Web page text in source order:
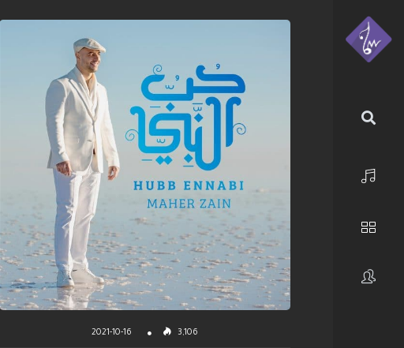
استكشف
3,106
2021-10-16